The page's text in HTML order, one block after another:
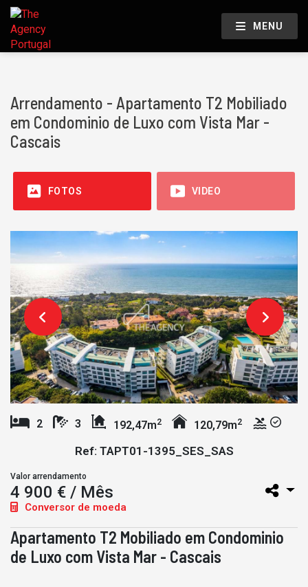
MENU
Arrendamento - Apartamento T2 Mobiliado
em Condominio de Luxo com Vista Mar -
Cascais
FOTOS VIDEO
2 3 192,47m2 120,79m2
Ref: TAPT01-1395_SES_SAS
Valor arrendamento
4 900 € / Mês
Conversor de moeda
Apartamento T2 Mobiliado em Condominio
de Luxo com Vista Mar - Cascais